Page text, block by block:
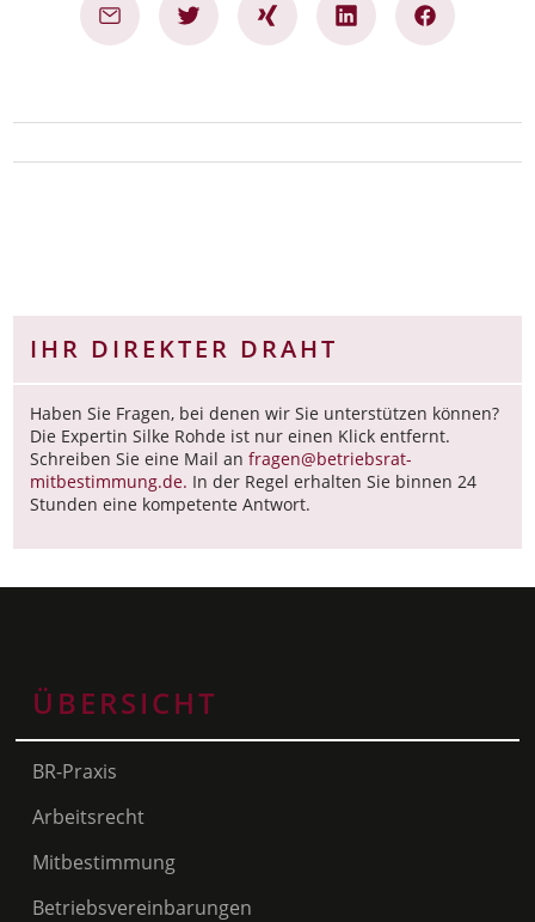
IHR DIREKTER DRAHT
Haben Sie Fragen, bei denen wir Sie unterstützen können?
Die Expertin Silke Rohde ist nur einen Klick entfernt.
Schreiben Sie eine Mail anfragen@betriebsrat-
mitbestimmung.de. In der Regel erhalten Sie binnen 24
Stunden eine kompetente Antwort.
ÜBERSICHT
BR-Praxis
Arbeitsrecht
Mitbestimmung
Betriebsvereinbarungen